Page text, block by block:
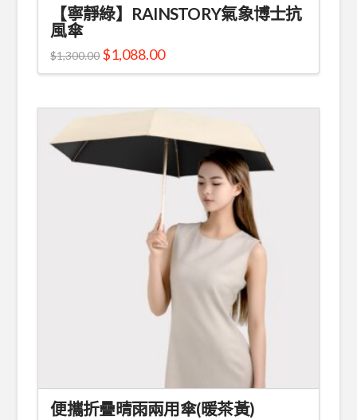
【寧靜綠】RAINSTORY氣象博士抗
風傘
$1,300.00 $1,088.00
便攜折疊晴雨兩用傘(暖茶黃)